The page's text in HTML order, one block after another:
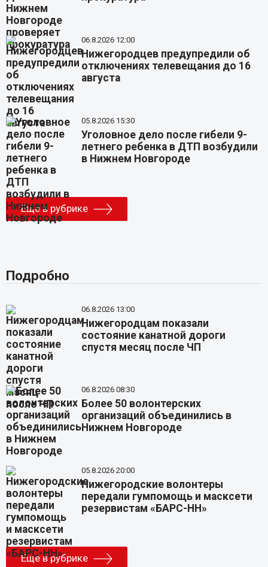
06.8.2026 12:00
Нижегородцев предупредили об
отключениях телевещания до 16
августа
05.8.2026 15:30
Уголовное дело после гибели 9-
летнего ребенка в ДТП возбудили
в Нижнем Новгороде
Еще в рубрике
Подробно
06.8.2026 13:00
Нижегородцам показали
состояние канатной дороги
спустя месяц после ЧП
06.8.2026 08:30
Более 50 волонтерских
организаций объединились в
Нижнем Новгороде
05.8.2026 20:00
Нижегородские волонтеры
передали гумпомощь и масксети
резервистам «БАРС-НН»
Еще в рубрике